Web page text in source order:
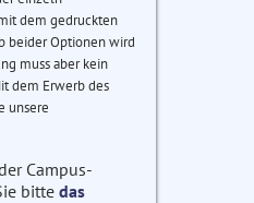
dem gedruckten
beider Optionen wird
muss aber kein
dem Erwerb des
unsere
Campus-
bitte das